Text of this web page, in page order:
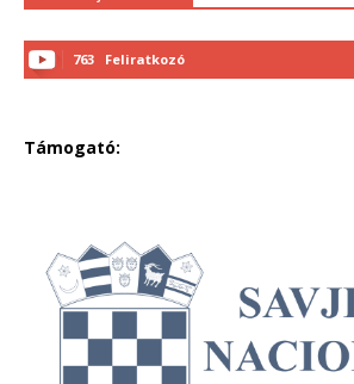
763 Feliratkozó
Támogató: